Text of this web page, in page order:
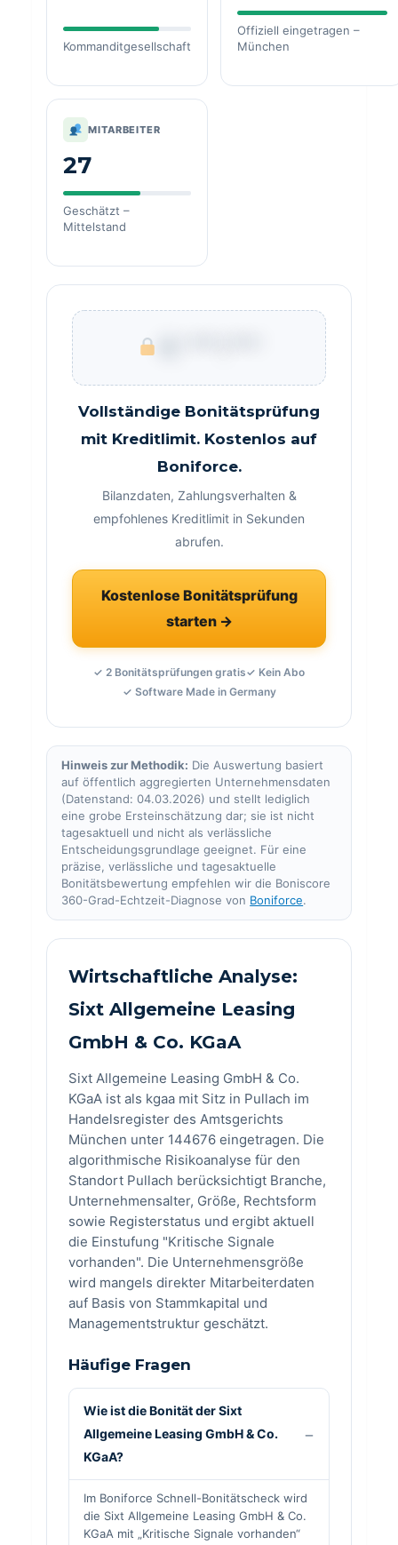
Kommanditgesellschaft
Offiziell eingetragen –
München
MITARBEITER
27
Geschätzt –
Mittelstand
Vollständige Bonitätsprüfung
mit Kreditlimit. Kostenlos auf
Boniforce.
Bilanzdaten, Zahlungsverhalten &
empfohlenes Kreditlimit in Sekunden
abrufen.
Kostenlose Bonitätsprüfung
starten →
✓ 2 Bonitätsprüfungen gratis✓ Kein Abo
✓ Software Made in Germany
Hinweis zur Methodik: Die Auswertung basiert
auf öffentlich aggregierten Unternehmensdaten
(Datenstand: 04.03.2026) und stellt lediglich
eine grobe Ersteinschätzung dar; sie ist nicht
tagesaktuell und nicht als verlässliche
Entscheidungsgrundlage geeignet. Für eine
präzise, verlässliche und tagesaktuelle
Bonitätsbewertung empfehlen wir die Boniscore
360-Grad-Echtzeit-Diagnose von Boniforce.
Wirtschaftliche Analyse:
Sixt Allgemeine Leasing
GmbH & Co. KGaA
Sixt Allgemeine Leasing GmbH & Co.
KGaA ist als kgaa mit Sitz in Pullach im
Handelsregister des Amtsgerichts
München unter 144676 eingetragen. Die
algorithmische Risikoanalyse für den
Standort Pullach berücksichtigt Branche,
Unternehmensalter, Größe, Rechtsform
sowie Registerstatus und ergibt aktuell
die Einstufung "Kritische Signale
vorhanden". Die Unternehmensgröße
wird mangels direkter Mitarbeiterdaten
auf Basis von Stammkapital und
Managementstruktur geschätzt.
Häufige Fragen
Wie ist die Bonität der Sixt
Allgemeine Leasing GmbH & Co.
KGaA?
Im Boniforce Schnell-Bonitätscheck wird
die Sixt Allgemeine Leasing GmbH & Co.
KGaA mit „Kritische Signale vorhanden“